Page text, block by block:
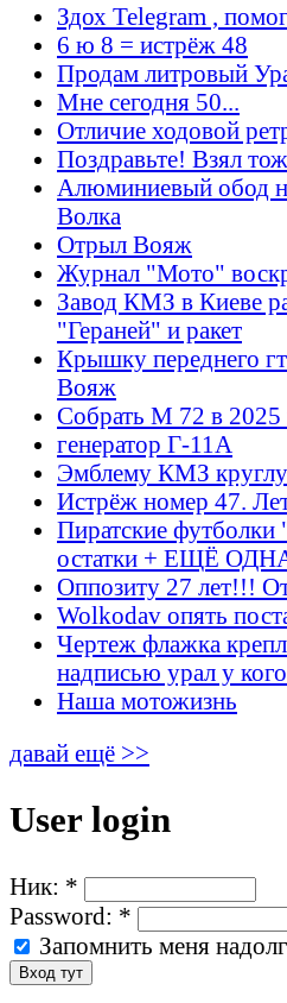
Здох Telegram ,
6 ю 8 = истрёж 48
Продам литровый
Мне сегодня 50...
Отличие ходовой
Поздравьте! Взял
Алюминиевый обод
Волка
Отрыл Вояж
Журнал "Мото"
Завод КМЗ в Киеве
"Гераней" и ракет
Крышку переднего
Вояж
Собрать М 72 в 2025
генератор Г-11А
Эмблему КМЗ
Истрёж номер 47.
Пиратские футболки
остатки + ЕЩЁ ОДНА
Оппозиту 27 лет!!!
Wolkodav опять
Чертеж флажка
надписью урал у
Наша мотожизнь
давай ещё >>
User login
Ник: *
Password: *
Запомнить меня